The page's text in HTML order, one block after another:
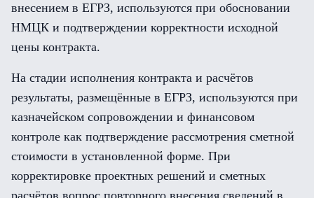
внесением в ЕГРЗ, используются при обосновании
НМЦК и подтверждении корректности исходной
цены контракта.
На стадии исполнения контракта и расчётов
результаты, размещённые в ЕГРЗ, используются при
казначейском сопровождении и финансовом
контроле как подтверждение рассмотрения сметной
стоимости в установленной форме. При
корректировке проектных решений и сметных
расчётов вопрос повторного внесения сведений в